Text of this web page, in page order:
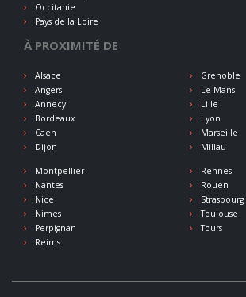
Occitanie
Pays de la Loire
À PROXIMITÉ DE
Alsace
Angers
Annecy
Bordeaux
Caen
Dijon
Grenoble
Le Mans
Lille
Lyon
Marseille
Millau
Montpellier
Nantes
Nice
Nimes
Perpignan
Reims
Rennes
Rouen
Strasbourg
Toulouse
Tours